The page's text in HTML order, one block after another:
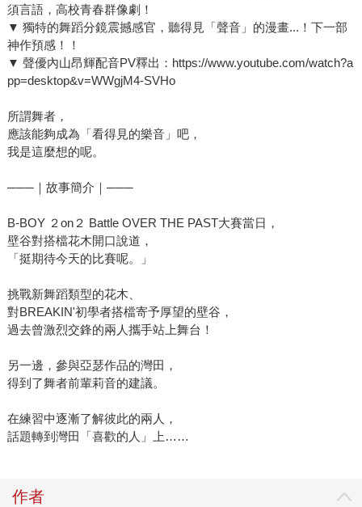
須言語，高校青春群像劇！
▼ 獨特的舞蹈分鏡震撼感官，聽得見「聲音」的漫畫...！下一部
神作預感！！
▼ 聲優內山昂輝配音PV釋出：https://www.youtube.com/watch?a
pp=desktop&v=WWgjM4-SVHo
所謂舞者，
應該能夠成為「看得見的樂音」吧，
我是這麼想的呢。
───｜故事簡介｜───
B-BOY ２on２ Battle OVER THE PAST大賽當日，
壁谷對搭檔花木開口說道，
「挺期待今天的比賽呢。」
挑戰新舞蹈類型的花木、
對BREAKIN'初學者搭檔寄予厚望的壁谷，
過去曾激烈交鋒的兩人攜手站上舞台！
另一邊，參與亞瑟作品的灣田，
得到了舞者前輩莉音的建議。
在練習中逐漸了解彼此的兩人，
話題轉到灣田「喜歡的人」上……
作者